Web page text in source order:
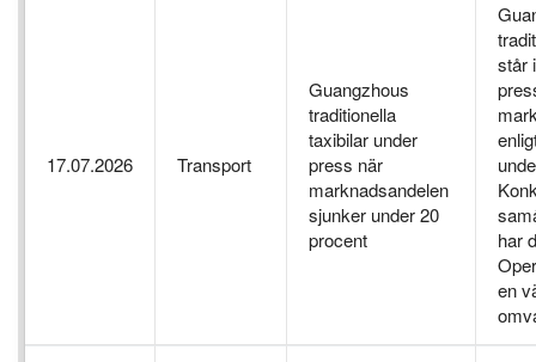
17.07.2026 Transport
Guangzhous
traditionella
taxibilar under
press när
marknadsandelen
sjunker under 20
procent
står
har
en